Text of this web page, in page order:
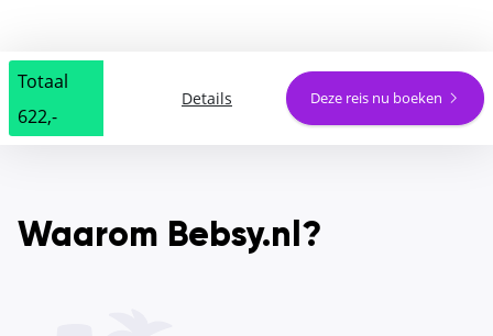
Totaal
622,-
Details Deze reis nu boeken
Waarom Bebsy.nl?